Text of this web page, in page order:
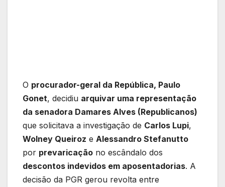
O procurador-geral da República, Paulo
Gonet, decidiu arquivar uma representação
da senadora Damares Alves (Republicanos)
que solicitava a investigação de Carlos Lupi,
Wolney Queiroz e Alessandro Stefanutto
por prevaricação no escândalo dos
descontos indevidos em aposentadorias. A
decisão da PGR gerou revolta entre